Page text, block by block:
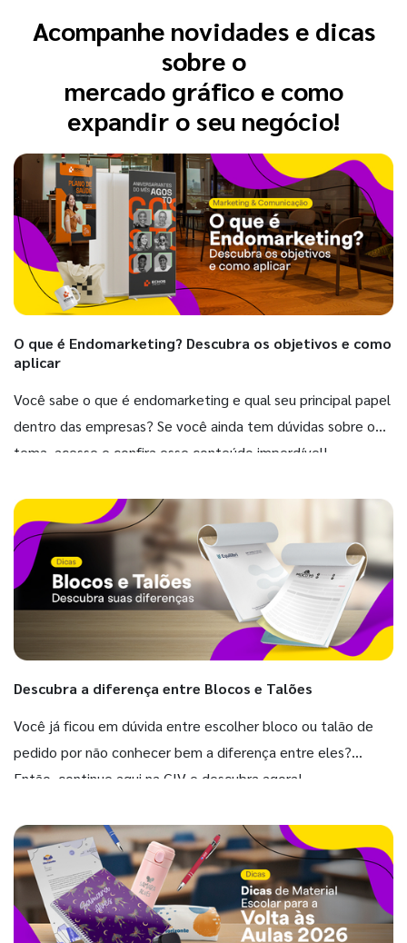
Acompanhe novidades e dicas
sobre o
mercado gráfico e como
expandir o seu negócio!
O que é Endomarketing? Descubra os objetivos e como
aplicar
Você sabe o que é endomarketing e qual seu principal papel
dentro das empresas? Se você ainda tem dúvidas sobre o
tema, acesse e confira esse conteúdo imperdível!
Descubra a diferença entre Blocos e Talões
Você já ficou em dúvida entre escolher bloco ou talão de
pedido por não conhecer bem a diferença entre eles?
Então, continue aqui na GIV e descubra agora!